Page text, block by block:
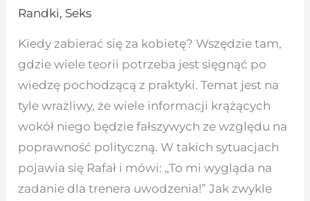
Randki, Seks
Kiedy zabierać się za kobietę? Wszędzie tam,
gdzie wiele teorii potrzeba jest sięgnąć po
wiedzę pochodzącą z praktyki. Temat jest na
tyle wrażliwy, że wiele informacji krążących
wokół niego będzie fałszywych ze względu na
poprawność polityczną. W takich sytuacjach
pojawia się Rafał i mówi: „To mi wygląda na
zadanie dla trenera uwodzenia!” Jak zwykle